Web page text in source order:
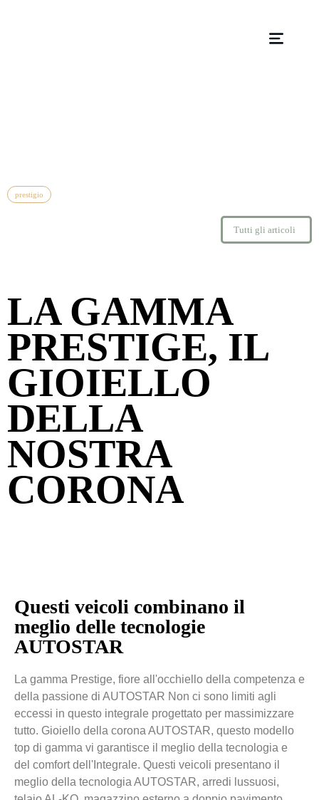
prestigio
Tutti gli articoli
LA GAMMA
PRESTIGE, IL
GIOIELLO
DELLA
NOSTRA
CORONA
Questi veicoli combinano il
meglio delle tecnologie
AUTOSTAR
La gamma Prestige, fiore all'occhiello della competenza e
della passione di AUTOSTAR Non ci sono limiti agli
eccessi in questo integrale progettato per massimizzare
tutto. Gioiello della corona AUTOSTAR, questo modello
top di gamma vi garantisce il meglio della tecnologia e
del comfort dell'Integrale. Questi veicoli presentano il
meglio della tecnologia AUTOSTAR, arredi lussuosi,